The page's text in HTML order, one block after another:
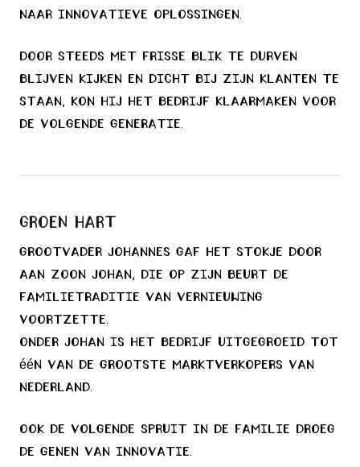
naar innovatieve oplossingen.
Door steeds met frisse blik te durven
blijven kijken en dicht bij zijn klanten te
staan, kon hij het bedrijf klaarmaken voor
de volgende generatie.
Groen hart
Grootvader Johannes gaf het stokje door
aan zoon Johan, die op zijn beurt de
familietraditie van vernieuwing
voortzette.
Onder Johan is het bedrijf uitgegroeid tot
één van de grootste marktverkopers van
Nederland.
Ook de volgende spruit in de familie droeg
de genen van innovatie.